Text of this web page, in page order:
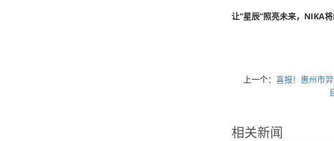
让“星辰”照亮未来，NIKA
上一个： 喜报！惠州市
相关新闻